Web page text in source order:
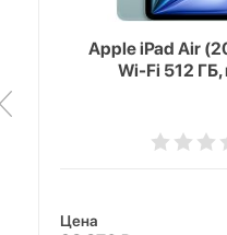
Apple iPad Air
Wi-Fi 512 ГБ,
Цена